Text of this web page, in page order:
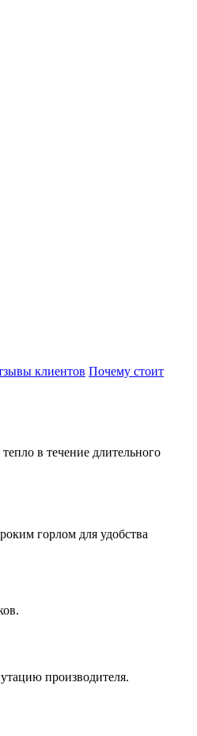
клиентов Почему стоит
в течение длительного
горлом для удобства
производителя.